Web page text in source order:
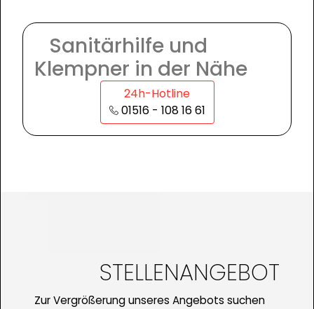
Sanitärhilfe und
Klempner in der Nähe
24h-Hotline
01516 - 108 16 61
STELLENANGEBOT
Zur Vergrößerung unseres Angebots suchen